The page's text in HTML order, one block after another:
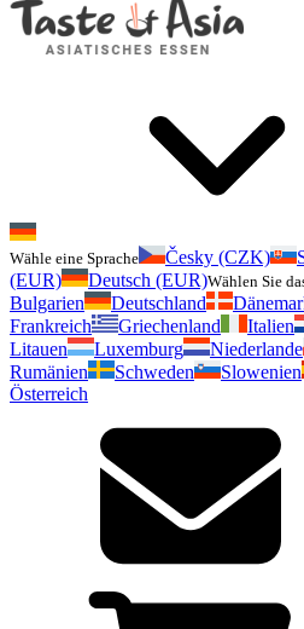
Wähle eine Sprache Česky (CZK)
(EUR)
Deutsch (EUR)Wählen Sie
Bulgarien
Deutschland
Frankreich
Griechenland Italien
Litauen
Luxemburg Niederlande
Rumänien
Schweden Slowenien
Österreich